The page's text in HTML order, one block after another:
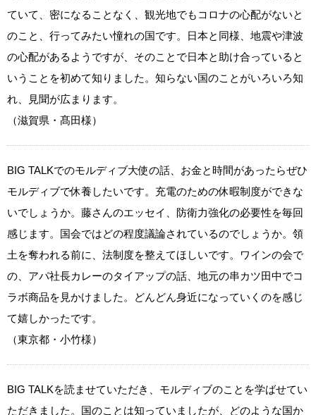
ていて、密になることなく、観光地でもコロナの心配がないと
のこと、行ってみたい憧れの国です。日本と同様、地震や津波
の心配があるようですが、そのことで日本と助け合っていると
いうことを初めて知りました。知らない国のことがいろいろ知
れ、見聞が広まります。
（滋賀県・髙田様）
BIG TALKでのモルディブ大使の話、お金と時間があったらぜひ
モルディブで休養したいです。充電のための休暇制度ができな
いでしょうか。藤さんのエッセイ、防衛力強化の必要性を毎回
感じます。国会ではどの程度議論されているのでしょうか。領
土を奪われる前に、法制度を整えてほしいです。ワインの会で
の、アパ社長カレーのタイアップの話、地元の串カツ田中でコ
ラボ商品を見かけました。どんどん身近になっていくのを感じ
て嬉しかったです。
（東京都・小竹様）
BIG TALKを読ませていただき、モルディブのことを学ばせてい
ただきました。国のことは知っていましたが、どのような国か